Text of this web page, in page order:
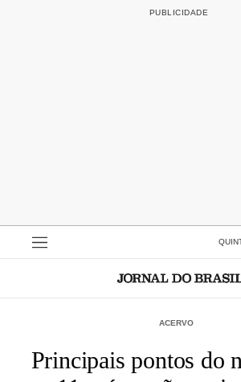
ACERVO
Principais pontos do